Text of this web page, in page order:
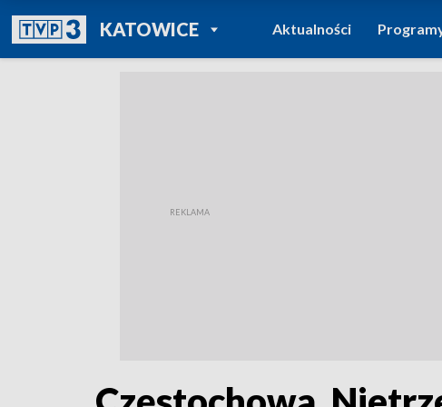
KATOWICEPOWRÓT DO
TVP REGIONY
Aktualności